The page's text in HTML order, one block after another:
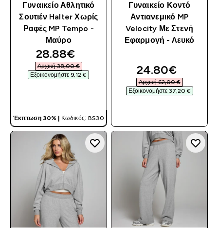
Γυναικείο Αθλητικό
Σουτιέν Halter Χωρίς
Ραφές MP Tempo -
Μαύρο
discounted price
28.88€‎
Αρχική 38,00 €‎
Εξοικονομήστε 9,12 €‎
Έκπτωση 30% | Κωδικός: BS30
Γυναικείο Κοντό
Αντιανεμικό MP
Velocity Με Στενή
Εφαρμογή - Λευκό
discounted
24.80€‎
Αρχική 62,00 €‎
Εξοικονομήστε 37,20 €‎